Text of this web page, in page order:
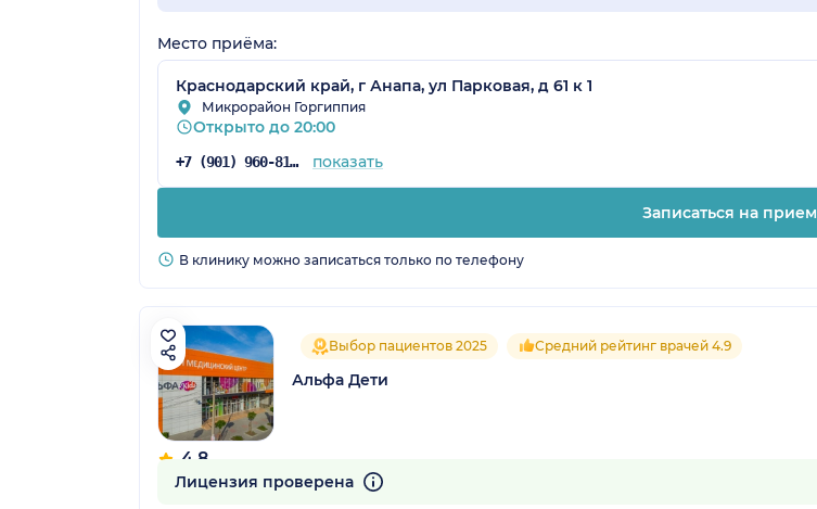
Место приёма:
Краснодарский край, г Анапа, ул Парковая, д 61 к 1
Микрорайон Горгиппия
Открыто до 20:00
+7 (901) 960-81-98 показать
Записаться на прием
В клинику можно записаться только по телефону
4.8
140 отзывов
Выбор пациентов 2025 Средний рейтинг врачей 4.9
Альфа Дети
Лицензия проверена